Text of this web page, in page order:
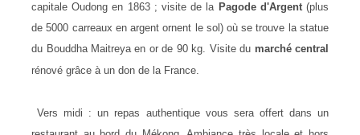
capitale Oudong en 1863 ; visite de la Pagode d'Argent(plus
de 5000 carreaux en argent ornent le sol) où se trouve la statue
du Bouddha Maitreya en or de 90 kg. Visite du marché central
rénové grâce à un don de la France.
Vers midi : un repas authentique vous sera offert dans un